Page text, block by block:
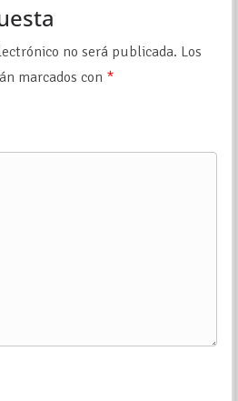
no será publicada. Los
marcados con *